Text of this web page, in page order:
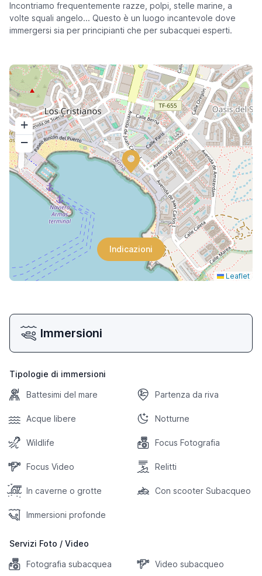
Incontriamo frequentemente razze, polpi, stelle marine, a
volte squali angelo... Questo è un luogo incantevole dove
immergersi sia per principianti che per subacquei esperti.
+
−
Leaflet
Indicazioni
Immersioni
Tipologie di immersioni
Battesimi del mare Partenza da riva
Acque libere Notturne
Wildlife Focus Fotografia
Focus Video Relitti
In caverne o grotte Con scooter Subacqueo
Immersioni profonde
Servizi Foto / Video
Fotografia subacquea Video subacqueo